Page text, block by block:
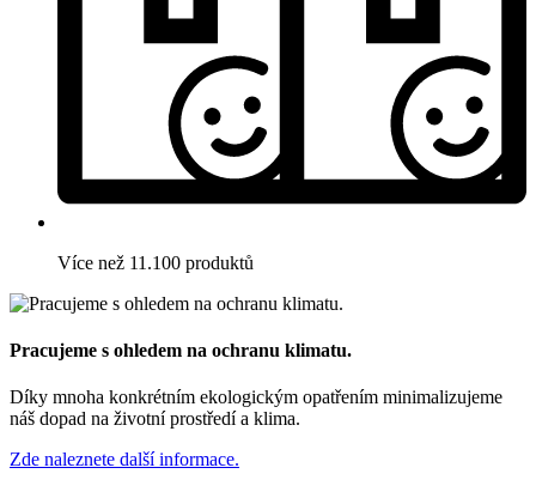
Více než 11.100 produktů
Pracujeme s ohledem na ochranu klimatu.
Díky mnoha konkrétním ekologickým opatřením minimalizujeme
náš dopad na životní prostředí a klima.
Zde naleznete další informace.